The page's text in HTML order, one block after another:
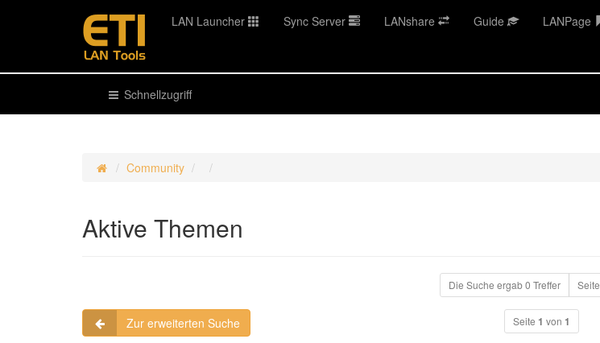
LAN Launcher Sync Server LANshare Guide LANPage
Schnellzugriff
Community
Aktive Themen
Die Suche ergab 0 Treffer Seite
Zur erweiterten Suche Seite 1 von 1